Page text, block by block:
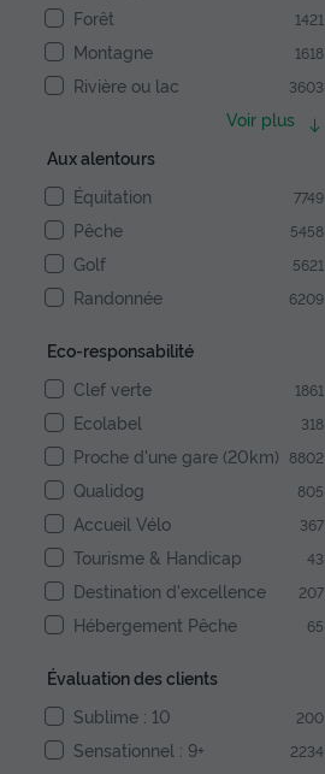
Forêt 1421
Montagne 1618
Rivière ou lac 3603
Voir plus
Aux alentours
Équitation
7749
Pêche 5458
Golf 5621
Randonnée 6209
Eco-responsabilité
Clef verte
1861
Ecolabel 318
Proche d'une gare (20km) 8802
Qualidog 805
Accueil Vélo 367
Tourisme & Handicap 43
Destination d'excellence 207
Hébergement Pêche 65
Évaluation des clients
Sublime : 10
200
Sensationnel : 9+ 2234